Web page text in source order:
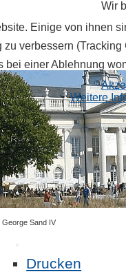
George Sand IV
Drucken
Wir
Einige von ihnen
verbessern
bei einer Ablehnung
Weitere